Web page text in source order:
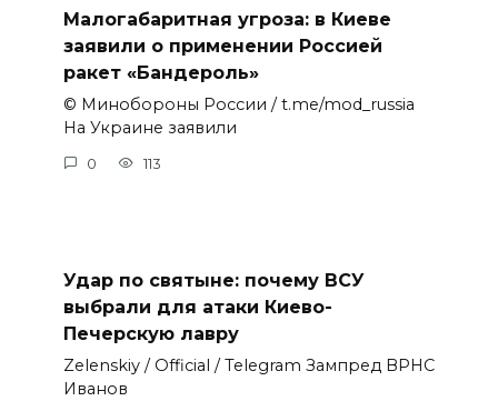
Малогабаритная угроза: в Киеве
заявили о применении Россией
ракет «Бандероль»
© Минобороны России / t.me/mod_russia
На Украине заявили
0 113
Удар по святыне: почему ВСУ
выбрали для атаки Киево-
Печерскую лавру
Zеlеnskiу / Оfficiаl / Telegram Зампред ВРНС
Иванов